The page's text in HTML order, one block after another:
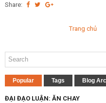
Share:
Trang chủ
Popular Tags Blog
ĐẠI ĐẠO LUẬN: ĂN CHAY